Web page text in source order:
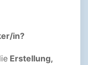
in?
Erstellung,